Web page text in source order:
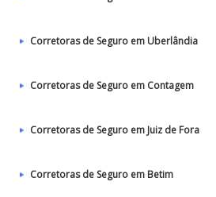
Corretoras de Seguro em Uberlândia
Corretoras de Seguro em Contagem
Corretoras de Seguro em Juiz de Fora
Corretoras de Seguro em Betim